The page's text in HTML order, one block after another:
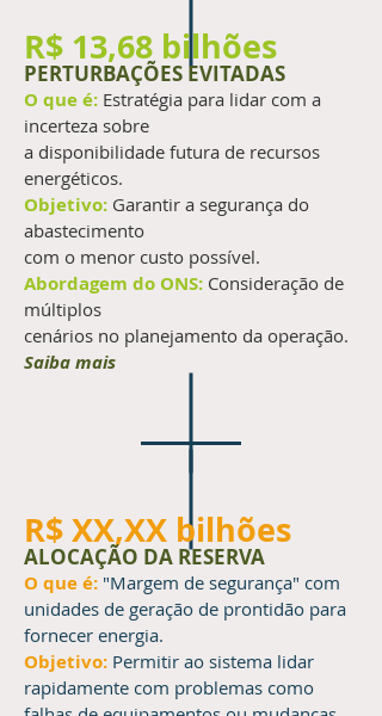
R$ 13,68 bilhões
PERTURBAÇÕES EVITADAS
O que é: Estratégia para lidar com a
incerteza sobre
a disponibilidade futura de recursos
energéticos.
Objetivo: Garantir a segurança do
abastecimento
com o menor custo possível.
Abordagem do ONS: Consideração de
múltiplos
cenários no planejamento da operação.
Saiba mais
R$ XX,XX bilhões
ALOCAÇÃO DA RESERVA
O que é: "Margem de segurança" com
unidades de geração de prontidão para
fornecer energia.
Objetivo: Permitir ao sistema lidar
rapidamente com problemas como